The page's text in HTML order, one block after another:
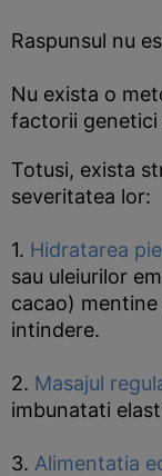
Raspunsul nu
Nu exista o
factorii genetici
Totusi, exista
severitatea lor:
1. Hidratarea
sau uleiurilor
cacao) mentine
intindere.
2. Masajul
imbunatati
3. Alimentatia